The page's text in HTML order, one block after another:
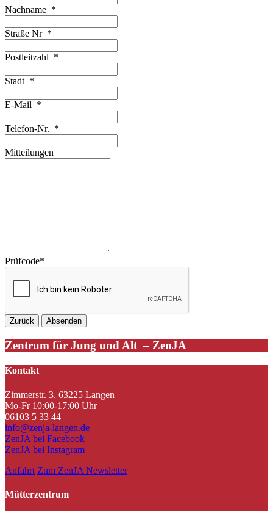
Nachname *
Straße Nr *
Postleitzahl *
Stadt *
E-Mail *
Telefon-Nr. *
Mitteilungen
Prüfcode*
Zentrum für Jung und Alt – ZenJA
Kontakt
Zimmerstr. 3, 63225 Langen
Mo-Fr 10:00-17:00 Uhr
06103 5 33 44
info@zenja-langen.de
ZenJA bei Facebook
ZenJA bei Instagram
Anfahrt Zum ZenJA Newsletter
Mütterzentrum